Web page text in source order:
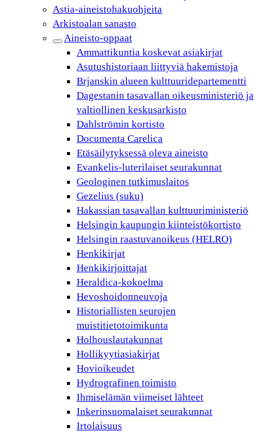
Astia-aineistohakuohjeita
Arkistoalan sanasto
Aineisto-oppaat
Ammattikuntia koskevat asiakirjat
Asutushistoriaan liittyviä hakemistoja
Brjanskin alueen kulttuuridepartementti
Dagestanin tasavallan oikeusministeriö ja
valtiollinen keskusarkisto
Dahlströmin kortisto
Documenta Carelica
Etäsäilytyksessä oleva aineisto
Evankelis-luterilaiset seurakunnat
Geologinen tutkimuslaitos
Gezelius (suku)
Hakassian tasavallan kulttuuriministeriö
Helsingin kaupungin kiinteistökortisto
Helsingin raastuvanoikeus (HELRO)
Henkikirjat
Henkikirjoittajat
Heraldica-kokoelma
Hevoshoidonneuvoja
Historiallisten seurojen
muistitietotoimikunta
Holhouslautakunnat
Hollikyytiasiakirjat
Hovioikeudet
Hydrografinen toimisto
Ihmiselämän viimeiset lähteet
Inkerinsuomalaiset seurakunnat
Irtolaisuus